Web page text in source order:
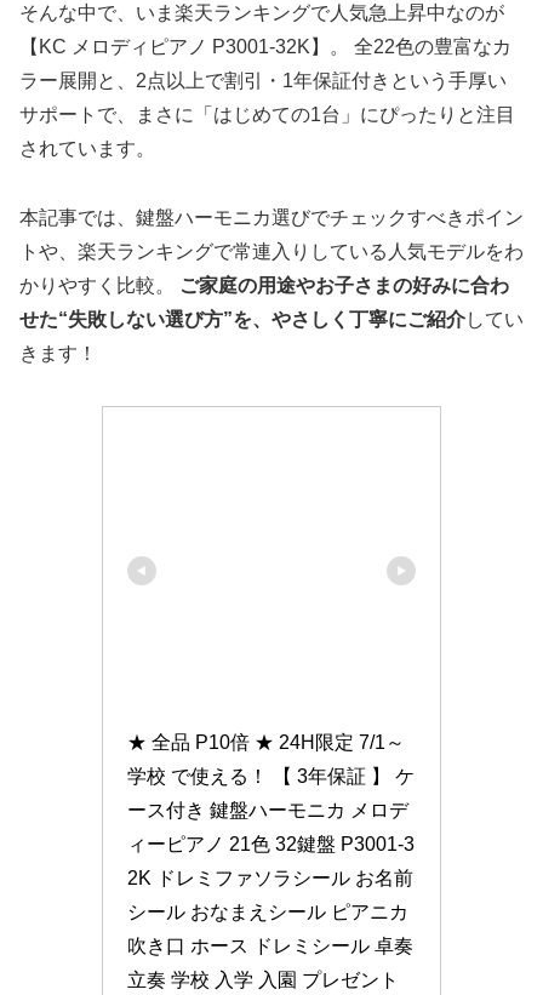
そんな中で、いま楽天ランキングで人気急上昇中なのが
【KC メロディピアノ P3001-32K】。 全22色の豊富なカ
ラー展開と、2点以上で割引・1年保証付きという手厚い
サポートで、まさに「はじめての1台」にぴったりと注目
されています。
本記事では、鍵盤ハーモニカ選びでチェックすべきポイン
トや、楽天ランキングで常連入りしている人気モデルをわ
かりやすく比較。
ご家庭の用途やお子さまの好みに合わ
せた“失敗しない選び方”を、やさしく丁寧にご紹介してい
きます！
★ 全品 P10倍 ★ 24H限定 7/1～
学校 で使える！ 【 3年保証 】 ケ
ース付き 鍵盤ハーモニカ メロデ
ィーピアノ 21色 32鍵盤 P3001-3
2K ドレミファソラシール お名前
シール おなまえシール ピアニカ
吹き口 ホース ドレミシール 卓奏
立奏 学校 入学 入園 プレゼント